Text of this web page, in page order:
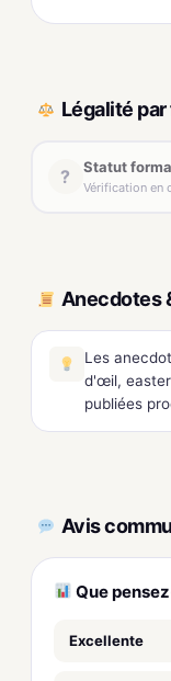
Légalité
? Statut
Vérification en
Anecdotes
Les
d'œil,
publiées
Avis
Que
Excellente